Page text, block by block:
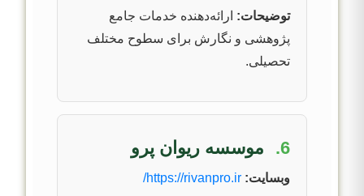
توضیحات: ارائه‌دهنده خدمات جامع
پژوهشی و نگارش برای سطوح مختلف
تحصیلی.
6. موسسه ریوان پرو
وبسایت: https://rivanpro.ir/